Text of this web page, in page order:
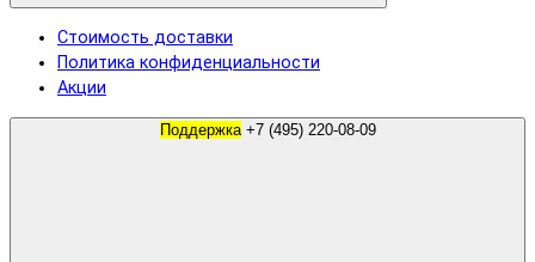
Стоимость доставки
Политика конфиденциальности
Акции
Поддержка +7 (495) 220-08-09